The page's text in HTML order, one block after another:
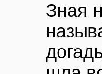
Зная